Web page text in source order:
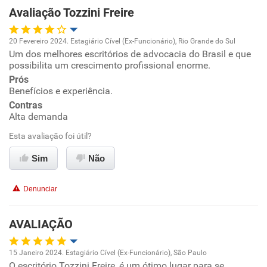
Recomenda esta empresa
Avaliação Tozzini Freire
Oportunidade de promoção
Ambiente de trabalho
Conciliação com a vida familiar
Benefícios
Recomenda a diretoria
20 Fevereiro 2024. Estagiário Cível (Ex-Funcionário), Rio Grande do Sul
Um dos melhores escritórios de advocacia do Brasil e que
possibilita um crescimento profissional enorme.
Prós
Benefícios e experiência.
Contras
Alta demanda
Esta avaliação foi útil?
Sim Não
Denunciar
AVALIAÇÃO
15 Janeiro 2024. Estagiário Cível (Ex-Funcionário), São Paulo